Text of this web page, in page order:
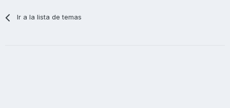
Ir a la lista de temas